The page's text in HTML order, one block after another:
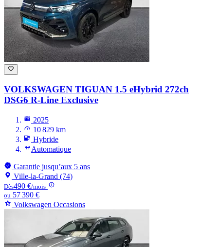
VOLKSWAGEN TIGUAN 1.5 eHybrid 272ch
DSG6 R-Line Exclusive
2025
10 829 km
Hybride
Automatique
Garantie jusqu’aux 5 ans
Ville-la-Grand (74)
Dès490 €/mois
ou 57 390 €
Volkswagen Occasions